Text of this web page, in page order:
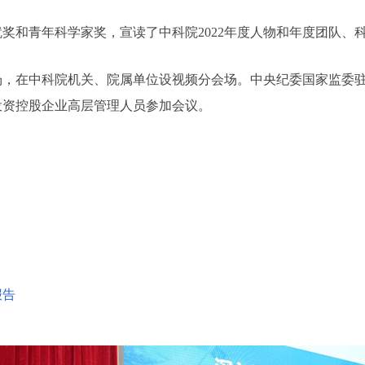
青年科学家奖，宣读了中科院2022年度人物和年度团队、
中科院机关、院属单位设视频分会场。中央纪委国家监委
控股企业高层管理人员参加会议。
告